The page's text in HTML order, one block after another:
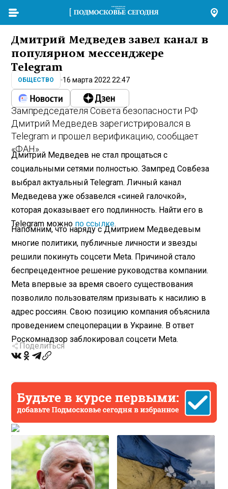
Дмитрий Медведев завел канал в
популярном мессенджере
Telegram
ОБЩЕСТВО 16 марта 2022 22:47
Зампредседателя Совета безопасности РФ
Дмитрий Медведев зарегистрировался в
Telegram и прошел верификацию, сообщает
«ФАН».
Дмитрий Медведев не стал прощаться с
социальными сетями полностью. Зампред Совбеза
выбрал актуальный Telegram. Личный канал
Медведева уже обзавелся «синей галочкой»,
которая доказывает его подлинность. Найти его в
Telegram можно по ссылке.
Напомним, что наряду с Дмитрием Медведевым
многие политики, публичные личности и звезды
решили покинуть соцсети Meta. Причиной стало
беспрецедентное решение руководства компании.
Meta впервые за время своего существования
позволило пользователям призывать к насилию в
адрес россиян. Свою позицию компания объяснила
проведением спецоперации в Украине. В ответ
Роскомнадзор заблокировал соцсети Meta.
Поделиться